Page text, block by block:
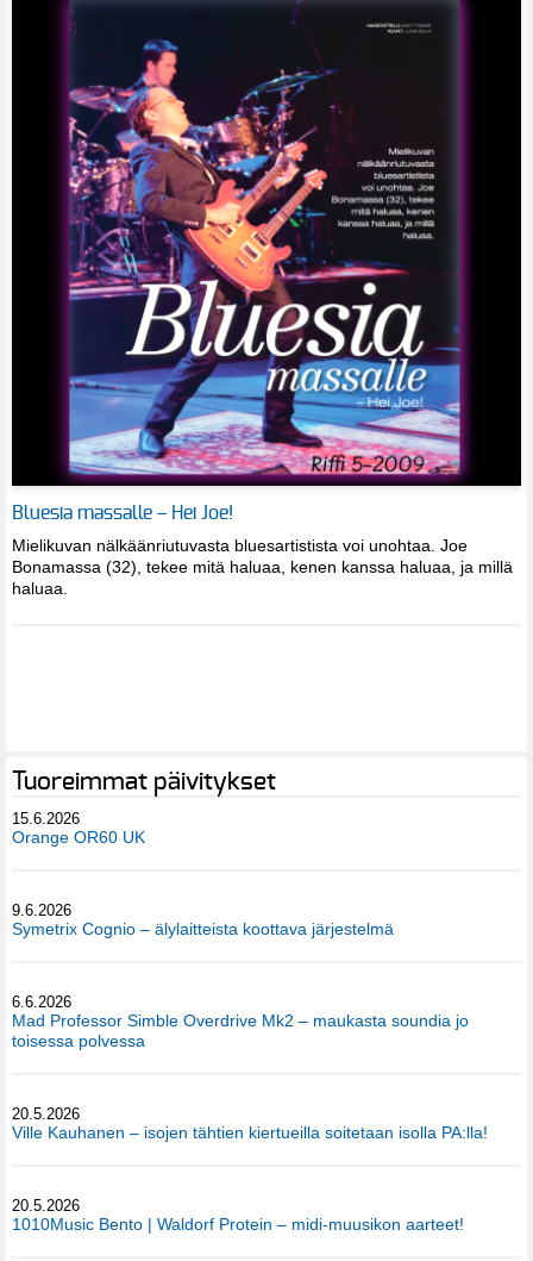
Bluesia massalle – Hei Joe!
Mielikuvan nälkäänriutuvasta bluesartistista voi unohtaa. Joe
Bonamassa (32), tekee mitä haluaa, kenen kanssa haluaa, ja millä
haluaa.
Tuoreimmat päivitykset
15.6.2026
Orange OR60 UK
9.6.2026
Symetrix Cognio – älylaitteista koottava järjestelmä
6.6.2026
Mad Professor Simble Overdrive Mk2 – maukasta soundia jo
toisessa polvessa
20.5.2026
Ville Kauhanen – isojen tähtien kiertueilla soitetaan isolla PA:lla!
20.5.2026
1010Music Bento | Waldorf Protein – midi-muusikon aarteet!